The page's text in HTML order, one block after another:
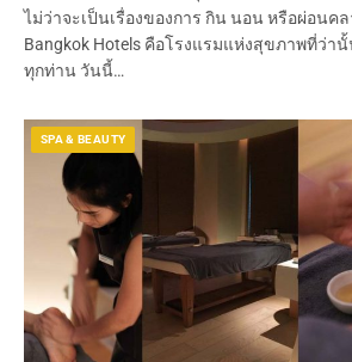
ไม่ว่าจะเป็นเรื่องของการ กิน นอน หรือผ่อนคล
Bangkok Hotels คือโรงแรมแห่งสุขภาพที่ว่า
ทุกท่าน วันนี้…
SPA & BEAUTY